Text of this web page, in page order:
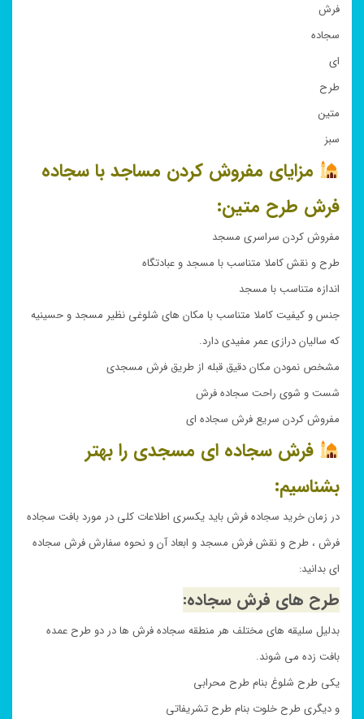
فرش
سجاده
ای
طرح
متین
سبز
مزایای مفروش کردن مساجد با سجاده
فرش طرح متین:
مفروش کردن سراسری مسجد
طرح و نقش کاملا متناسب با مسجد و عبادتگاه
اندازه متناسب با مسجد
جنس و کیفیت کاملا متناسب با مکان های شلوغی نظیر مسجد و حسینیه
که سالیان درازی عمر مفیدی دارد.
مشخص نمودن مکان دقیق قبله از طریق فرش مسجدی
شست و شوی راحت سجاده فرش
مفروش کردن سریع فرش سجاده ای
فرش سجاده ای مسجدی را بهتر
بشناسیم:
در زمان خرید سجاده فرش باید یکسری اطلاعات کلی در مورد بافت سجاده
فرش ، طرح و نقش فرش مسجد و ابعاد آن و نحوه سفارش فرش سجاده
ای بدانید:
طرح های فرش سجاده:
بدلیل سلیقه های مختلف هر منطقه سجاده فرش ها در دو طرح عمده
بافت زده می شوند.
یکی طرح شلوغ بنام طرح محرابی
و دیگری طرح خلوت بنام طرح تشریفاتی